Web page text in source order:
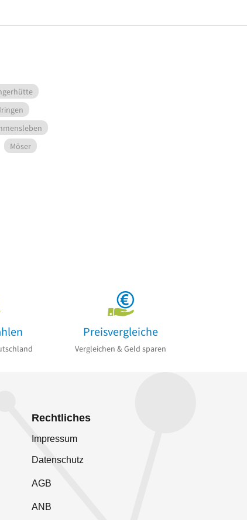
Möser
Preisvergleiche
Vergleichen & Geld sparen
Rechtliches
Impressum
Datenschutz
AGB
ANB